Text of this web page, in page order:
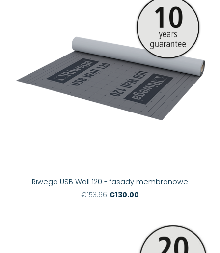
Riwega USB Wall 120 - fasady membranowe
€153.66 €130.00